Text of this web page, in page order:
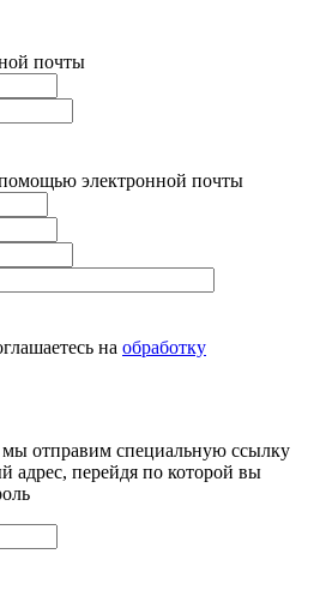
почты
электронной почты
на обработку
отправим специальную ссылку
адрес, перейдя по которой вы